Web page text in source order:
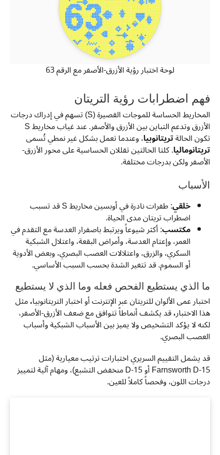
لوحة اختبار رؤية الأزرق-الأصفر مع الرقم 63
فهم اضطرابات رؤية التريتان
المخاريط الحساسة للموجات القصيرة (S) تسهم في إدراك درجات
الأزرق وتدعم التباين بين الأزرق والأصفر. عند غياب مخاريط S
تكون الحالةتريتانوبيا، وعندما تعمل بشكل غير نمطي تُسمى
تريتانوماليا. كلتا الحالتين تقللان الحساسية على محور الأزرق-
الأصفر ولكن بدرجات مختلفة.
الأسباب
خلقي : طفرات نادرة في أوبسين مخاريط S قد تسبب
اضطراب تريتان مدى الحياة.
مكتسب: أكثر شيوعاً ويرتبط باصفرار العدسة مع التقدم في
العمر، وإعتام العدسة، وأمراض البقعة، واعتلال الشبكية
السكري، والزرق، واعتلالات العصب البصري، وبعض الأدوية
أو السموم. قد تتغير الشدة بحسب السبب الأساسي.
ما الذي يستطيع الفحص فعله وما الذي لا يستطيع
اختبار عمى الألوان للتريتان عبر الإنترنت أو اختبار التريتانوبيا،مثل
هذا الاختبار،قد يكشف أنماطاً تتوافق مع ضعف الأزرق-الأصفر،
لكنه لا يؤكد التشخيص ولا يميز بين الأسباب الشبكية وأسباب
العصب البصري.
قد يشمل التقييم السريري اختبارات ترتيب معيارية (مثل
Farnsworth D-15 أو D-15 منخفض التشبع)، ومهام آلية لتمييز
درجات اللون، وفحصاً كاملاً للعين.